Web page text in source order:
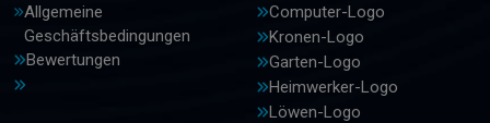
Allgemeine
Geschäftsbedingungen
Bewertungen
Computer-Logo
Kronen-Logo
Garten-Logo
Heimwerker-Logo
Löwen-Logo